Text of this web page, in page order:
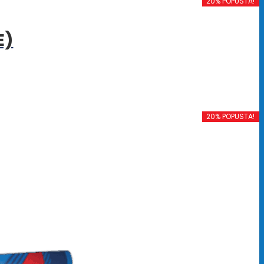
20% POPUSTA!